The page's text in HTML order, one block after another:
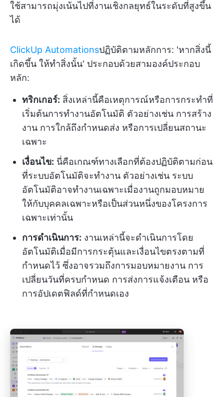
ใช้สามารถมุ่งเน้นไปที่งานเชิงกลยุทธ์ในระดับที่สูงขึ้น
ได้
ClickUp Automationsปฏิบัติตามหลักการ: 'หากสิ่งนี้
เกิดขึ้น ให้ทำสิ่งนั้น' ประกอบด้วยสามองค์ประกอบ
หลัก:
ทริกเกอร์: สิ่งเหล่านี้คือเหตุการณ์หรือการกระทำที่
เริ่มต้นการทำงานอัตโนมัติ ตัวอย่างเช่น การสร้าง
งาน การใกล้ถึงกำหนดส่ง หรือการเปลี่ยนสถานะ
เฉพาะ
เงื่อนไข: นี่คือเกณฑ์ทางเลือกที่ต้องปฏิบัติตามก่อน
ที่ระบบอัตโนมัติจะทำงาน ตัวอย่างเช่น ระบบ
อัตโนมัติอาจทำงานเฉพาะเมื่องานถูกมอบหมาย
ให้กับบุคคลเฉพาะหรือเป็นส่วนหนึ่งของโครงการ
เฉพาะเท่านั้น
การดำเนินการ: งานเหล่านี้จะดำเนินการโดย
อัตโนมัติเมื่อมีการกระตุ้นและเงื่อนไขตรงตามที่
กำหนดไว้ ซึ่งอาจรวมถึงการมอบหมายงาน การ
เปลี่ยนวันที่ครบกำหนด การส่งการแจ้งเตือน หรือ
การอัปเดตฟิลด์ที่กำหนดเอง